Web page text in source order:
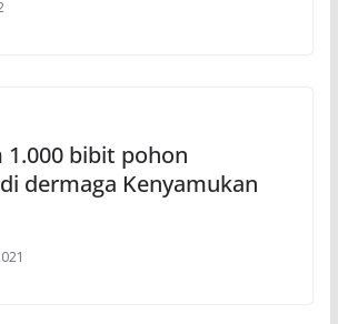
1.000 bibit pohon
dermaga Kenyamukan